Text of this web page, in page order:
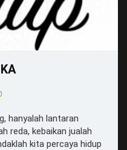
hanyalah lantaran
reda, kebaikan jualah
kita percaya hidup